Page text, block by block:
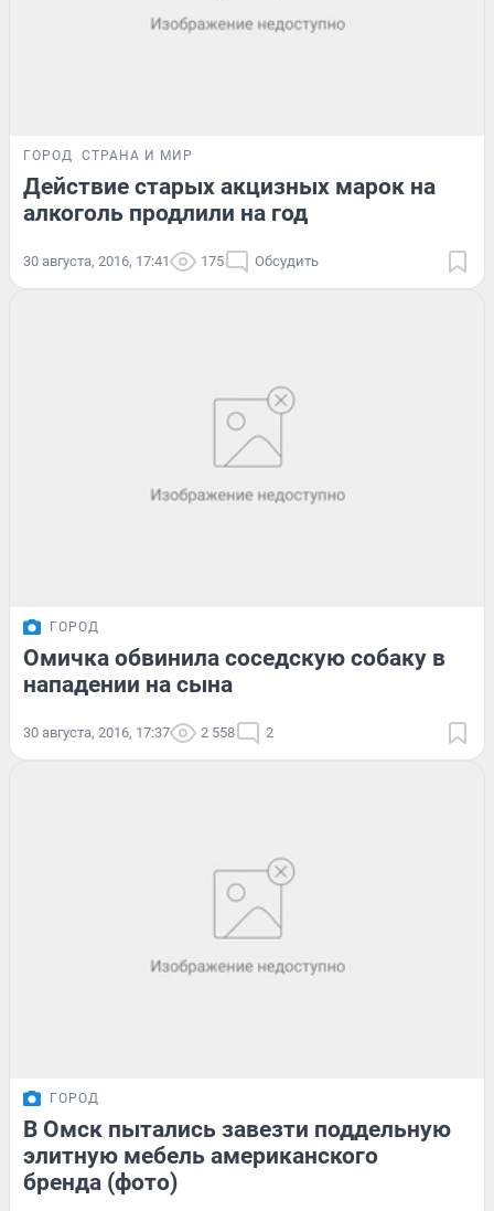
ГОРОД СТРАНА И МИР
Действие старых акцизных марок на
алкоголь продлили на год
30 августа, 2016, 17:41 175 Обсудить
ГОРОД
Омичка обвинила соседскую собаку в
нападении на сына
30 августа, 2016, 17:37 2 558 2
ГОРОД
В Омск пытались завезти поддельную
элитную мебель американского
бренда (фото)